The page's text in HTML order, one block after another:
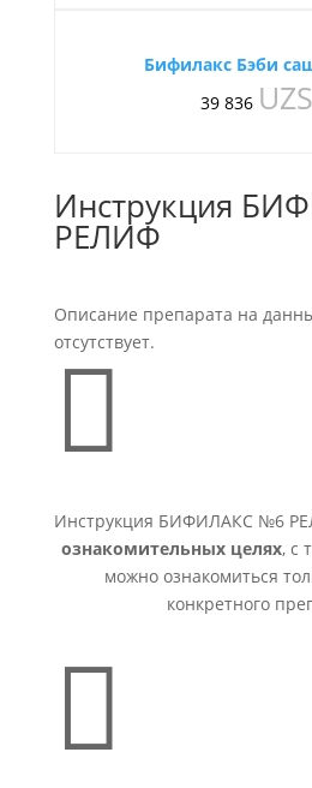
Бифилакс Бэби
39 836 UZS
Инструкция
РЕЛИФ
Описание препарата на
отсутствует.

Инструкция БИФИЛАКС №6
ознакомительных целях, с
можно ознакомиться
конкретного
